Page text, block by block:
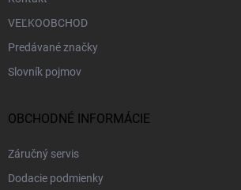
VEĽKOOBCHOD
Predávané značky
Slovník pojmov
OBCHODNÉ INFORMÁCIE
Záručný servis
Dodacie podmienky